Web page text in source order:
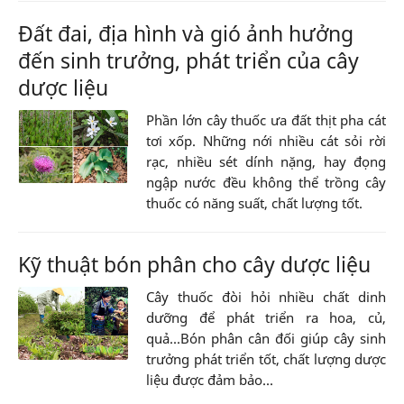
Đất đai, địa hình và gió ảnh hưởng
đến sinh trưởng, phát triển của cây
dược liệu
Phần lớn cây thuốc ưa đất thịt pha cát
tơi xốp. Những nới nhiều cát sỏi rời
rạc, nhiều sét dính nặng, hay đọng
ngập nước đều không thể trồng cây
thuốc có năng suất, chất lượng tốt.
Kỹ thuật bón phân cho cây dược liệu
Cây thuốc đòi hỏi nhiều chất dinh
dưỡng để phát triển ra hoa, củ,
quả...Bón phân cân đối giúp cây sinh
trưởng phát triển tốt, chất lượng dược
liệu được đảm bảo...